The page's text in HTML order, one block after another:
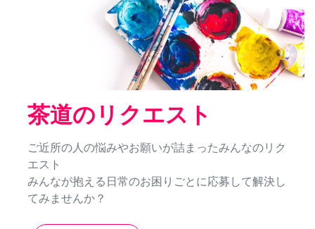
茶道のリクエスト
ご近所の人の悩みやお願いが詰まったみんなのリク
エスト
みんなが抱える日常のお困りごとに応募して解決し
てみませんか？